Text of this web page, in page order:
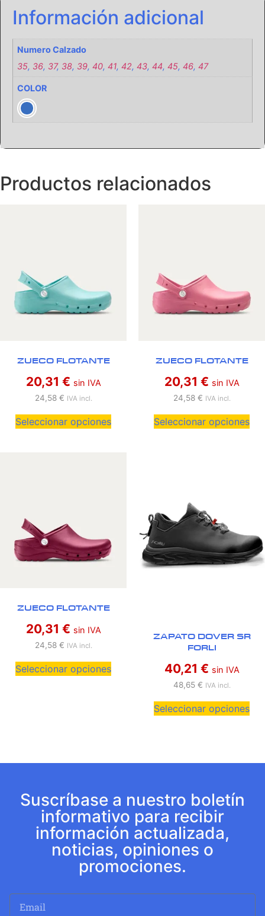
Información adicional
Numero Calzado
35, 36, 37, 38, 39,40,41,42,43,44,45,46,47
COLOR
Productos relacionados
ZUECO FLOTANTE
20,31 € sin IVA
24,58 € IVA incl.
Seleccionar opciones
ZUECO FLOTANTE
20,31 € sin IVA
24,58 € IVA incl.
Seleccionar opciones
ZUECO FLOTANTE
20,31 € sin IVA
24,58 € IVA incl.
Seleccionar opciones
ZAPATO DOVER SR
FORLI
40,21 € sin IVA
48,65 € IVA incl.
Seleccionar opciones
Suscríbase a nuestro boletín
informativo para recibir
información actualizada,
noticias, opiniones o
promociones.